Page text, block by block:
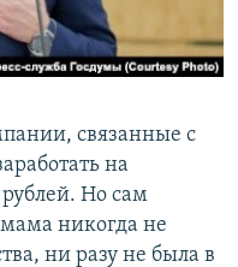
связанные с
на
рублей. Но сам
никогда не
ни разу не была в